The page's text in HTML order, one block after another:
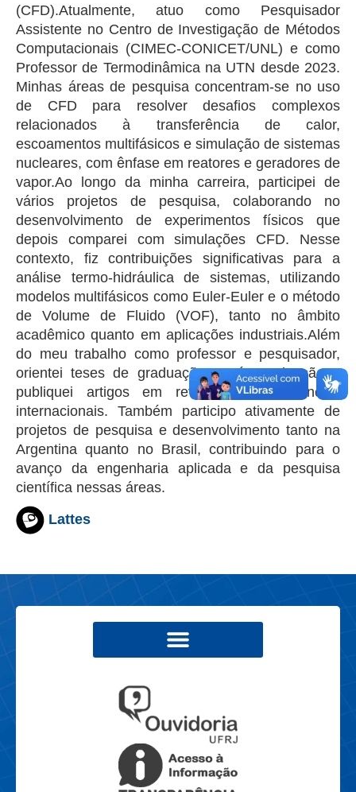
(CFD).Atualmente, atuo como Pesquisador
Assistente no Centro de Investigação de Métodos
Computacionais (CIMEC-CONICET/UNL) e como
Professor de Termodinâmica na UTN desde 2023.
Minhas áreas de pesquisa concentram-se no uso
de CFD para resolver desafios complexos
relacionados à transferência de calor,
escoamentos multifásicos e simulação de sistemas
nucleares, com ênfase em reatores e geradores de
vapor.Ao longo da minha carreira, participei de
vários projetos de pesquisa, colaborando no
desenvolvimento de experimentos físicos que
depois comparei com simulações CFD. Nesse
contexto, fiz contribuições significativas para a
análise termo-hidráulica de sistemas, utilizando
modelos multifásicos como Euler-Euler e o método
de Volume de Fluido (VOF), tanto no âmbito
acadêmico quanto em aplicações industriais.Além
do meu trabalho como professor e pesquisador,
orientei teses de graduação e pós-graduação e
publiquei artigos em revistas e conferências
internacionais. Também participo ativamente de
projetos de pesquisa e desenvolvimento tanto na
Argentina quanto no Brasil, contribuindo para o
avanço da engenharia aplicada e da pesquisa
científica nessas áreas.
Lattes